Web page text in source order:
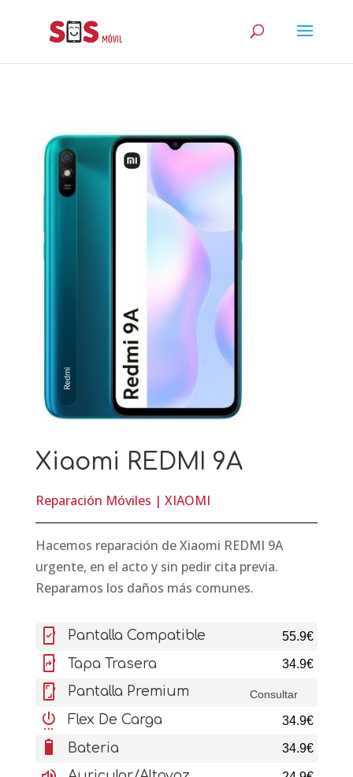
Xiaomi REDMI 9A
Reparación Móviles | XIAOMI
Hacemos reparación de Xiaomi REDMI 9A
urgente, en el acto y sin pedir cita previa.
Reparamos los daños más comunes.
mobile_friendly Pantalla Compatible 55.9€
mobile_screen_share Tapa Trasera 34.9€
screenshot Pantalla Premium Consultar
settings_power Flex De Carga 34.9€
battery_6_bar Bateria 34.9€